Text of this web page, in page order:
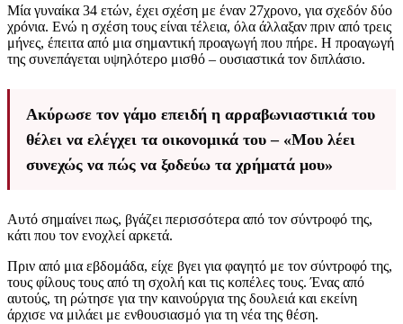
Μία γυναίκα 34 ετών, έχει σχέση με έναν 27χρονο, για σχεδόν δύο
χρόνια. Ενώ η σχέση τους είναι τέλεια, όλα άλλαξαν πριν από τρεις
μήνες, έπειτα από μια σημαντική προαγωγή που πήρε. Η προαγωγή
της συνεπάγεται υψηλότερο μισθό – ουσιαστικά τον διπλάσιο.
Ακύρωσε τον γάμο επειδή η αρραβωνιαστικιά του
θέλει να ελέγχει τα οικονομικά του – «Μου λέει
συνεχώς να πώς να ξοδεύω τα χρήματά μου»
Αυτό σημαίνει πως, βγάζει περισσότερα από τον σύντροφό της,
κάτι που τον ενοχλεί αρκετά.
Πριν από μια εβδομάδα, είχε βγει για φαγητό με τον σύντροφό της,
τους φίλους τους από τη σχολή και τις κοπέλες τους. Ένας από
αυτούς, τη ρώτησε για την καινούργια της δουλειά και εκείνη
άρχισε να μιλάει με ενθουσιασμό για τη νέα της θέση.